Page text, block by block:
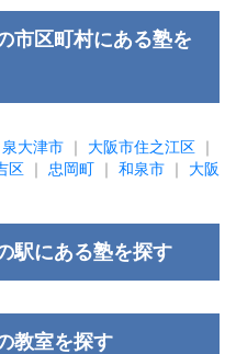
市区町村にある塾を
泉大津市 ｜ 大阪市住之江区 ｜
区 ｜ 忠岡町 ｜ 和泉市 ｜ 大阪
駅にある塾を探す
教室を探す